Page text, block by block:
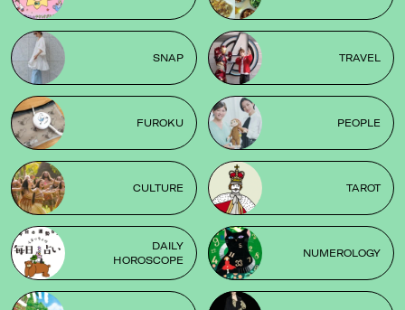
SNAP TRAVEL
FUROKU PEOPLE
CULTURE TAROT
DAILY
HOROSCOPE
NUMEROLOGY